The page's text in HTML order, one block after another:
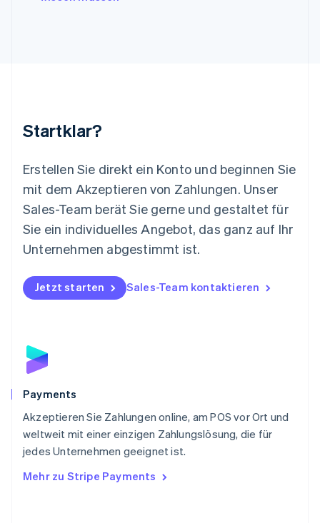
Startklar?
Erstellen Sie direkt ein Konto und beginnen Sie
mit dem Akzeptieren von Zahlungen. Unser
Sales-Team berät Sie gerne und gestaltet für
Sie ein individuelles Angebot, das ganz auf Ihr
Unternehmen abgestimmt ist.
Jetzt starten Sales-Team kontaktieren
Payments
Akzeptieren Sie Zahlungen online, am POS vor Ort und
weltweit mit einer einzigen Zahlungslösung, die für
jedes Unternehmen geeignet ist.
Mehr zu Stripe Payments
Mexiko
English
Niederlande
Nederlands English
Norwegen
English
Österreich
Polen
English
Portugal
Schweden
Schweiz
Singapur
English简体中文
Slowakei
Slowenien